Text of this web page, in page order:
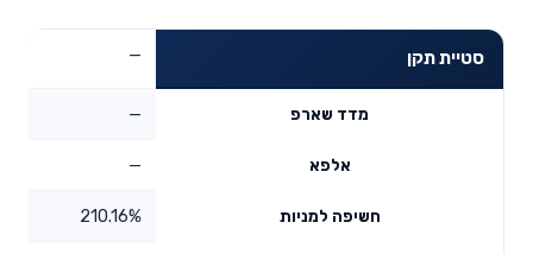
סטיית תקן —
מדד שארפ —
אלפא —
חשיפה למניות 210.16%